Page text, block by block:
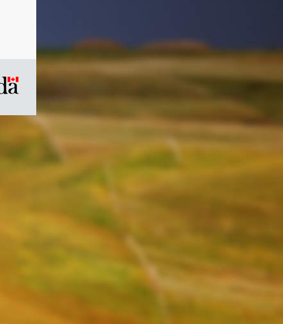
/
Symbole
du
gouvernement
du